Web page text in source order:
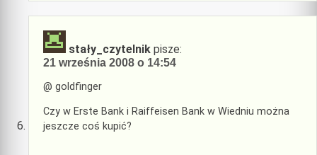
stały_czytelnik pisze:
21 września 2008 o 14:54
@ goldfinger
Czy w Erste Bank i Raiffeisen Bank w Wiedniu można
jeszcze coś kupić?